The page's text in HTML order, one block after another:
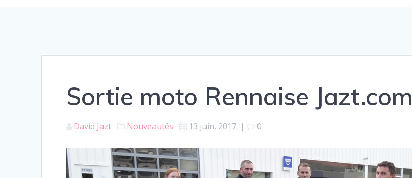
Sortie moto Rennaise Jazt.com
David Jazt Nouveautés 13 juin, 2017 | 0